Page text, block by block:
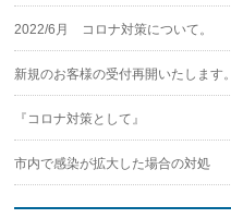
2022/6月 コロナ対策について。
新規のお客様の受付再開いたします。
『コロナ対策として』
市内で感染が拡大した場合の対処